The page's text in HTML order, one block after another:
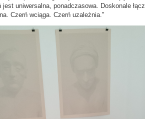
jest uniwersalna, ponadczasowa. Doskonale
Czerń wciąga. Czerń uzależnia."